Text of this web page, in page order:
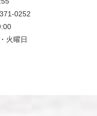
0252
火曜日